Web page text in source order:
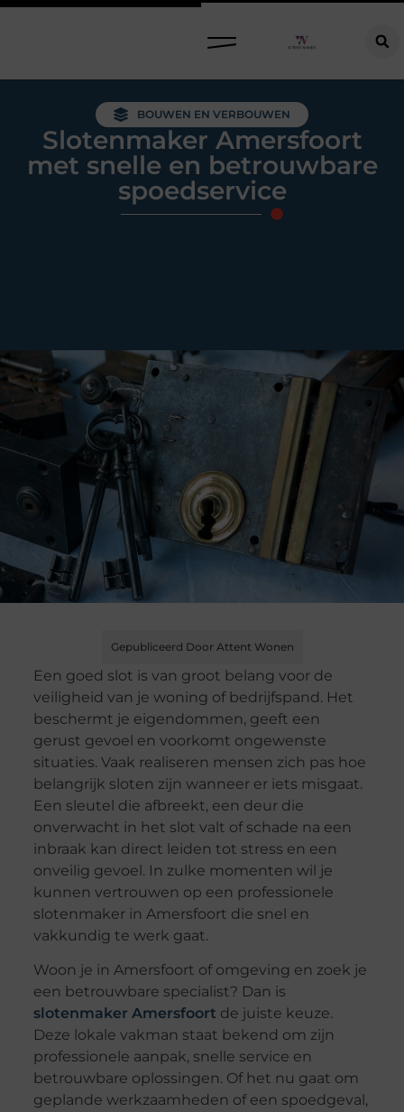
BOUWEN EN VERBOUWEN
Slotenmaker Amersfoort
met snelle en betrouwbare
spoedservice
Gepubliceerd Door Attent Wonen
Een goed slot is van groot belang voor de
veiligheid van je woning of bedrijfspand. Het
beschermt je eigendommen, geeft een
gerust gevoel en voorkomt ongewenste
situaties. Vaak realiseren mensen zich pas hoe
belangrijk sloten zijn wanneer er iets misgaat.
Een sleutel die afbreekt, een deur die
onverwacht in het slot valt of schade na een
inbraak kan direct leiden tot stress en een
onveilig gevoel. In zulke momenten wil je
kunnen vertrouwen op een professionele
slotenmaker in Amersfoort die snel en
vakkundig te werk gaat.
Woon je in Amersfoort of omgeving en zoek je
een betrouwbare specialist? Dan is
slotenmaker Amersfoort de juiste keuze.
Deze lokale vakman staat bekend om zijn
professionele aanpak, snelle service en
betrouwbare oplossingen. Of het nu gaat om
geplande werkzaamheden of een spoedgeval,